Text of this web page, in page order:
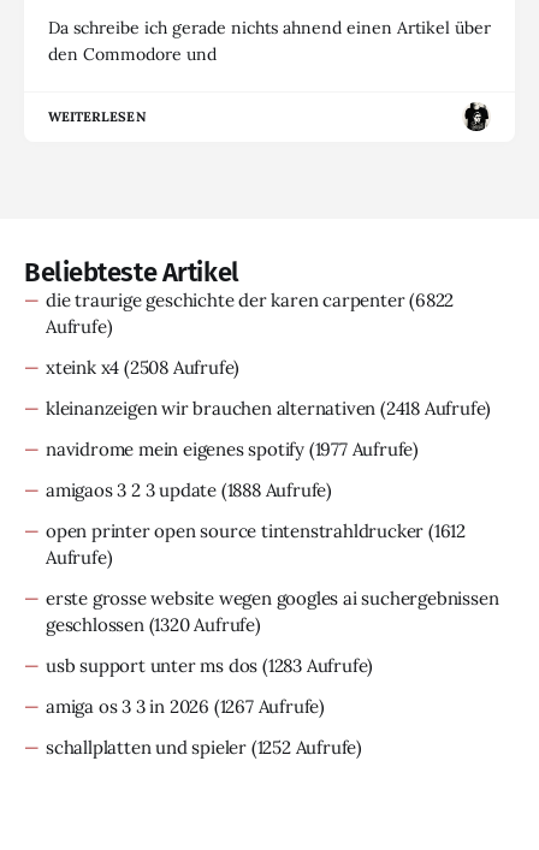
Da schreibe ich gerade nichts ahnend einen Artikel über
den Commodore und
WEITERLESEN
Beliebteste Artikel
die traurige geschichte der karen carpenter(6822
Aufrufe)
xteink x4 (2508 Aufrufe)
kleinanzeigen wir brauchen alternativen (2418 Aufrufe)
navidrome mein eigenes spotify (1977 Aufrufe)
amigaos 3 2 3 update (1888 Aufrufe)
open printer open source tintenstrahldrucker (1612
Aufrufe)
erste grosse website wegen googles ai suchergebnissen
geschlossen (1320 Aufrufe)
usb support unter ms dos (1283 Aufrufe)
amiga os 3 3 in 2026 (1267 Aufrufe)
schallplatten und spieler (1252 Aufrufe)